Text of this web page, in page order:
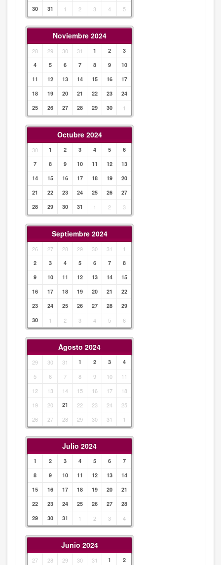
30
31 1 2 3 4 5
Noviembre 2024
28 29 30 31 1 2
3
4
5 6 7 8 9
10
11
12 13 14 15 16
17
18
19 20 21 22 23
24
25
26 27 28 29 30 1
Octubre 2024
30 1 2 3 4 5
6
7
8 9 10 11 12
13
14
15 16 17 18 19
20
21
22 23 24 25 26
27
28
29 30 31 1 2 3
Septiembre 2024
26 27 28 29 30 31 1
2 3 4 5 6 7
8
9
10 11 12 13 14
15
16
17 18 19 20 21
22
23
24 25 26 27 28
29
30
1 2 3 4 5 6
Agosto 2024
29 30 31 1 2 3 4
5 6 7 8 9 10
11
12
13 14 15 16 17
18
19
20 21 22 23 24
25
26
27 28 29 30 31 1
Julio 2024
1 2 3 4 5 6
7
8
9 10 11 12 13
14
15
16 17 18 19 20
21
22
23 24 25 26 27
28
29
30 31 1 2 3 4
Junio 2024
27 28 29 30 31 1
2